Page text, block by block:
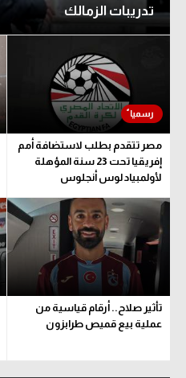
تدريبات الزمالك
مصر تتقدم بطلب لاستضافة أمم
إفريقيا تحت 23 سنة المؤهلة
لأولمبياد لوس أنجلوس
تأثير صلاح.. أرقام قياسية من
عملية بيع قميص طرابزون